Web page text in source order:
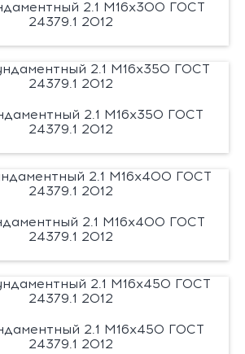
2.1 М16х300 ГОСТ
24379.1 2012
2.1 М16х350 ГОСТ
24379.1 2012
2.1 М16х400 ГОСТ
24379.1 2012
2.1 М16х450 ГОСТ
24379.1 2012